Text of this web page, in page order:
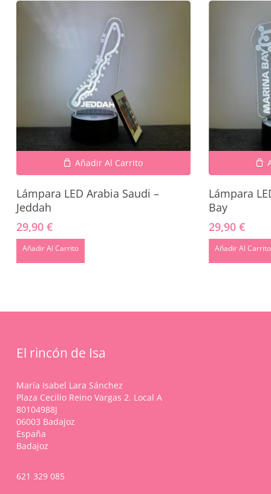
Añadir Al Carrito
Lámpara LED Arabia Saudi –
Jeddah
29,90 €
Añadir Al Carrito
Lámpara
Bay
29,90€
Añadir Al Carrito
El rincón de Isa
María Isabel Lara Sánchez
Plaza Cecilio Reino Vargas 2. Local A
80104988J
06003 Badajoz
España
Badajoz
621 329 085